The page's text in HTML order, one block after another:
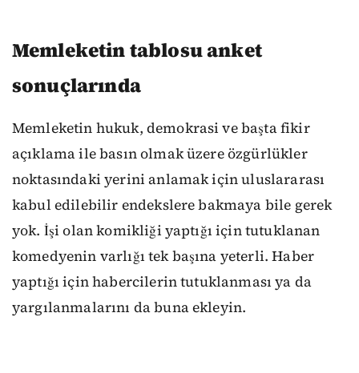
Memleketin tablosu anket
sonuçlarında
Memleketin hukuk, demokrasi ve başta fikir
açıklama ile basın olmak üzere özgürlükler
noktasındaki yerini anlamak için uluslararası
kabul edilebilir endekslere bakmaya bile gerek
yok. İşi olan komikliği yaptığı için tutuklanan
komedyenin varlığı tek başına yeterli. Haber
yaptığı için habercilerin tutuklanması ya da
yargılanmalarını da buna ekleyin.